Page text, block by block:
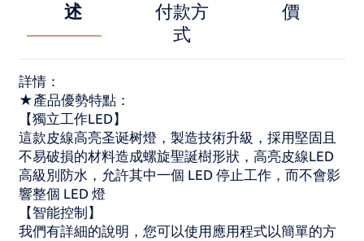
述
付款方
式
價
詳情：
★產品優勢特點：
【獨立工作LED】
這款皮線高亮圣诞树燈，製造技術升級，採用堅固且
不易破損的材料造成螺旋聖誕樹形狀，高亮皮線LED
高級別防水，允許其中一個 LED 停止工作，而不會影
響整個 LED 燈
【智能控制】
我們有詳細的說明，您可以使用應用程式以簡單的方